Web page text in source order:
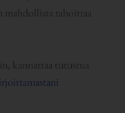
mahdollista rahoittaa
kannattaa tutustua